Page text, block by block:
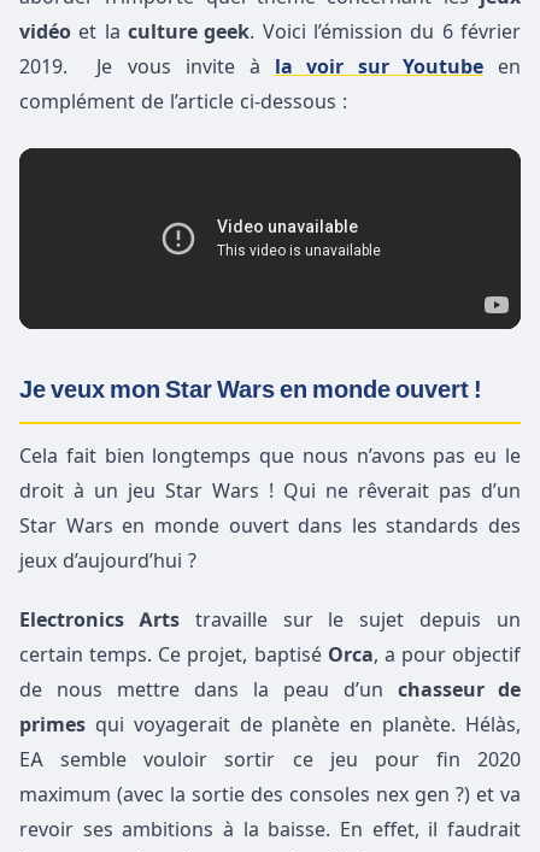
vidéo et la culture geek. Voici l’émission du 6 février
2019. Je vous invite à la voir sur Youtubeen
complément de l’article ci-dessous :
Je veux mon Star Wars en monde ouvert !
Cela fait bien longtemps que nous n’avons pas eu le
droit à un jeu Star Wars ! Qui ne rêverait pas d’un
Star Wars en monde ouvert dans les standards des
jeux d’aujourd’hui ?
Electronics Artstravaille sur le sujet depuis un
certain temps. Ce projet, baptisé Orca, a pour objectif
de nous mettre dans la peau d’un chasseur de
primes qui voyagerait de planète en planète. Hélàs,
EA semble vouloir sortir ce jeu pour fin 2020
maximum (avec la sortie des consoles nex gen ?) et va
revoir ses ambitions à la baisse. En effet, il faudrait